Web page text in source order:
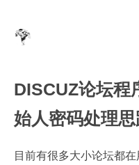
DISCUZ论坛程
始人密码处理
目前有很多大小论坛都